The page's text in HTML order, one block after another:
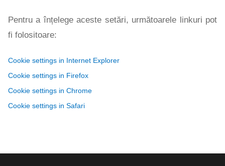
Pentru a înțelege aceste setări, următoarele linkuri pot
fi folositoare:
Cookie settings in Internet Explorer
Cookie settings in Firefox
Cookie settings in Chrome
Cookie settings in Safari